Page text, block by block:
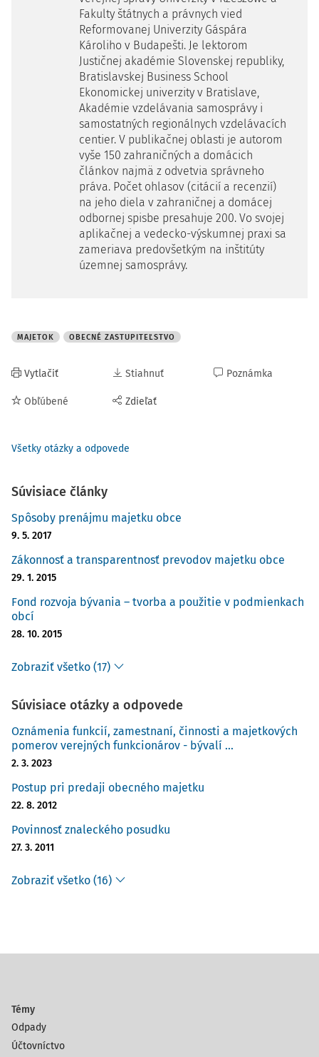
Fakulty štátnych a právnych vied
Reformovanej Univerzity Gáspára
Károliho v Budapešti. Je lektorom
Justičnej akadémie Slovenskej republiky,
Bratislavskej Business School
Ekonomickej univerzity v Bratislave,
Akadémie vzdelávania samosprávy i
samostatných regionálnych vzdelávacích
centier. V publikačnej oblasti je autorom
vyše 150 zahraničných a domácich
článkov najmä z odvetvia správneho
práva. Počet ohlasov (citácií a recenzií)
na jeho diela v zahraničnej a domácej
odbornej spisbe presahuje 200. Vo svojej
aplikačnej a vedecko-výskumnej praxi sa
zameriava predovšetkým na inštitúty
územnej samosprávy.
MAJETOK OBECNÉ ZASTUPITEĽSTVO
Vytlačiť
Obľúbené
Stiahnuť
Zdieľať
Poznámka
Všetky otázky a odpovede
Súvisiace články
Spôsoby prenájmu majetku obce
9. 5. 2017
Zákonnosť a transparentnosť prevodov majetku obce
29. 1. 2015
Fond rozvoja bývania – tvorba a použitie v podmienkach
obcí
28. 10. 2015
Zobraziť všetko (17)
Súvisiace otázky a odpovede
Oznámenia funkcií, zamestnaní, činnosti a majetkových
pomerov verejných funkcionárov - bývalí ...
2. 3. 2023
Postup pri predaji obecného majetku
22. 8. 2012
Povinnosť znaleckého posudku
27. 3. 2011
Zobraziť všetko (16)
Témy
Odpady
Účtovníctvo